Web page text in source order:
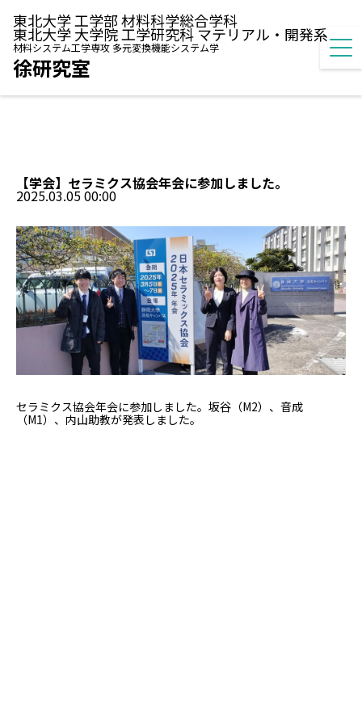
東北大学 工学部 材料科学総合学科
東北大学 大学院 工学研究科 マテリアル・開発系
材料システム工学専攻 多元変換機能システム学
徐研究室
【学会】セラミクス協会年会に参加しました。
2025.03.05 00:00
セラミクス協会年会に参加しました。坂谷（M2）、音成
（M1）、内山助教が発表しました。